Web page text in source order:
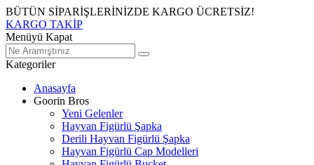
BÜTÜN SİPARİŞLERİNİZDE KARGO ÜCRETSİZ!
KARGO TAKİP
Menüyü Kapat
Kategoriler
Anasayfa
Goorin Bros
Yeni Gelenler
Hayvan Figürlü Şapka
Derili Hayvan Figürlü Şapka
Hayvan Figürlü Cap Modelleri